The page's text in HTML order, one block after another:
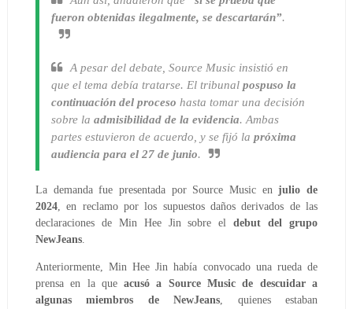
fueron obtenidas ilegalmente, se descartarán”.
A pesar del debate, Source Music insistió en
que el tema debía tratarse. El tribunal pospuso la
continuación del proceso hasta tomar una decisión
sobre la admisibilidad de la evidencia. Ambas
partes estuvieron de acuerdo, y se fijó la próxima
audiencia para el 27 de junio.
La demanda fue presentada por Source Music enjulio de
2024, en reclamo por los supuestos daños derivados de las
declaraciones de Min Hee Jin sobre eldebut del grupo
NewJeans.
Anteriormente, Min Hee Jin había convocado una rueda de
prensa en la queacusó a Source Music de descuidar a
algunas miembros de NewJeans , quienes estaban